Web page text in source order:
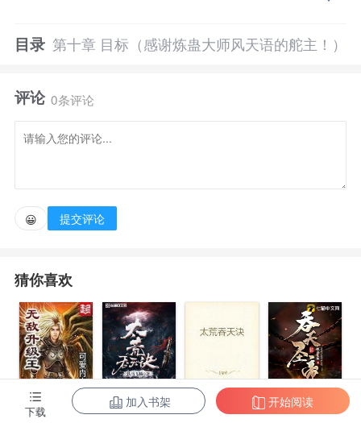
的……或许吧？可能的毒点与爽点：【黑暗流】【不虐
【架空物理学】【含部分日常】【个体伟力较高】日更
4000+，大纲3万，放心收藏投票投资，会看书评。
目录 第十章 目标（感谢炼蛊大师风天语的舵主！）
评论 0条评论
😀 提交评论
猜你喜欢
无敌升级王
柳无邪和徐凌
太荒吞天诀
吞天圣帝
下载
加入书架 开始阅读